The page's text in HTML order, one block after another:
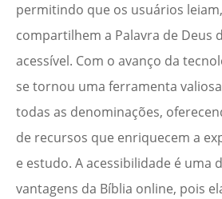
permitindo que os usuários
compartilhem a Palavra de Deus
acessível. Com o avanço da
se tornou uma ferramenta
todas as denominações,
de recursos que enriquecem a
e estudo. A acessibilidade é uma
vantagens da Bíblia online, pois